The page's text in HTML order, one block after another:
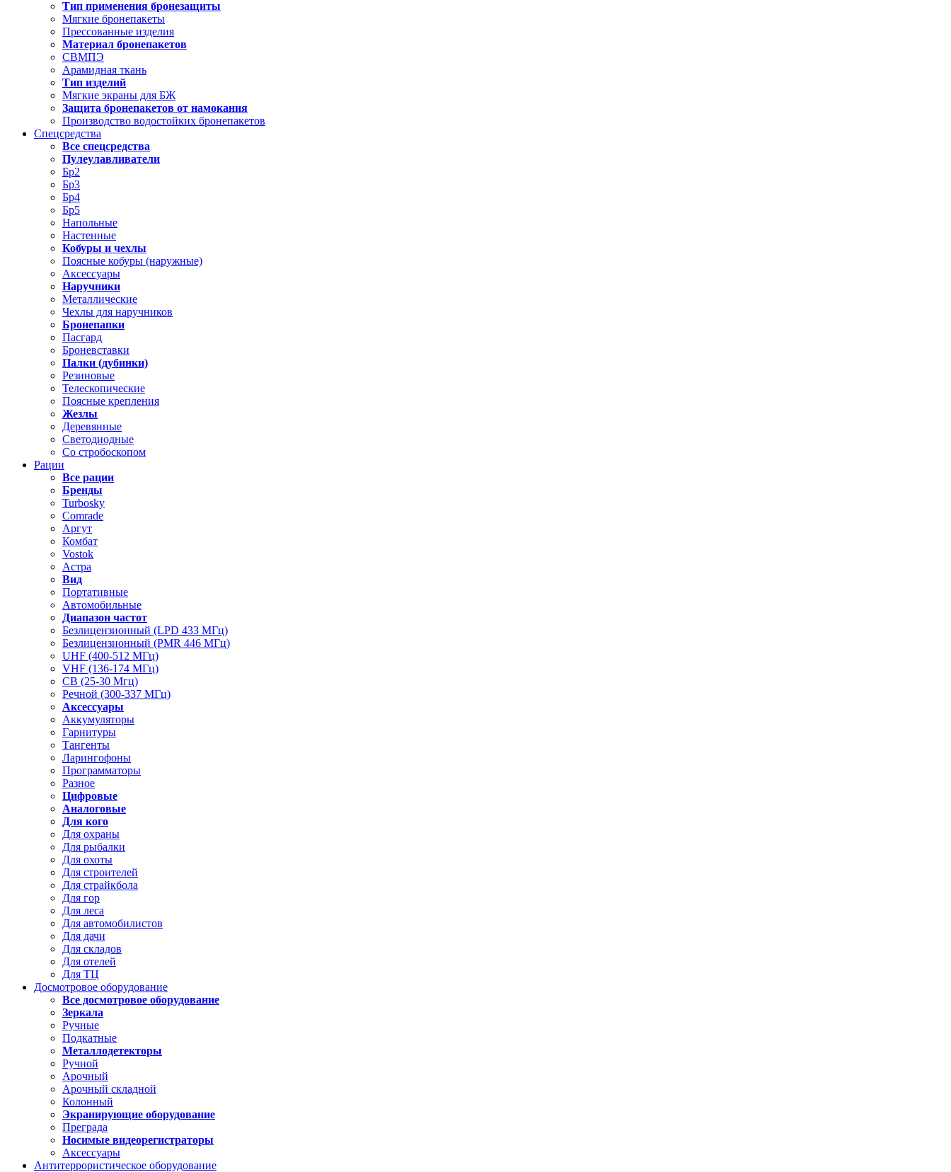
Тип применения бронезащиты
Мягкие бронепакеты
Прессованные изделия
Материал бронепакетов
СВМПЭ
Арамидная ткань
Тип изделий
Мягкие экраны для БЖ
Защита бронепакетов от намокания
Производство водостойких бронепакетов
Спецсредства
Все спецсредства
Пулеулавливатели
Бр2
Бр3
Бр4
Бр5
Напольные
Настенные
Кобуры и чехлы
Поясные кобуры (наружные)
Аксессуары
Наручники
Металлические
Чехлы для наручников
Бронепапки
Пасгард
Броневставки
Палки (дубинки)
Резиновые
Телескопические
Поясные крепления
Жезлы
Деревянные
Светодиодные
Со стробоскопом
Рации
Все рации
Бренды
Turbosky
Comrade
Аргут
Комбат
Vostok
Астра
Вид
Портативные
Автомобильные
Диапазон частот
Безлицензионный (LPD 433 МГц)
Безлицензионный (PMR 446 МГц)
UHF (400-512 МГц)
VHF (136-174 МГц)
CB (25-30 Мгц)
Речной (300-337 МГц)
Аксессуары
Аккумуляторы
Гарнитуры
Тангенты
Ларингофоны
Программаторы
Разное
Цифровые
Аналоговые
Для кого
Для охраны
Для рыбалки
Для охоты
Для строителей
Для страйкбола
Для гор
Для леса
Для автомобилистов
Для дачи
Для складов
Для отелей
Для ТЦ
Досмотровое оборудование
Все досмотровое оборудование
Зеркала
Ручные
Подкатные
Металлодетекторы
Ручной
Арочный
Арочный складной
Колонный
Экранирующие оборудование
Преграда
Носимые видеорегистраторы
Аксессуары
Антитеррористическое оборудование